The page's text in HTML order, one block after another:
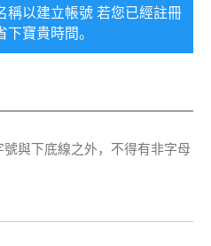
稱以建立帳號 若您已經註冊
下寶貴時間。
與下底線之外，不得有非字母